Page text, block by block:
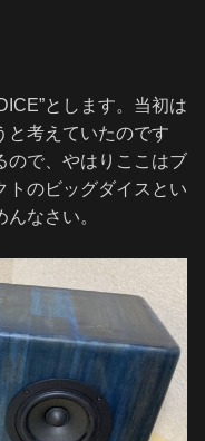
とします。当初は
と考えていたのです
ので、やはりここはブ
トのビッグダイスとい
なさい。